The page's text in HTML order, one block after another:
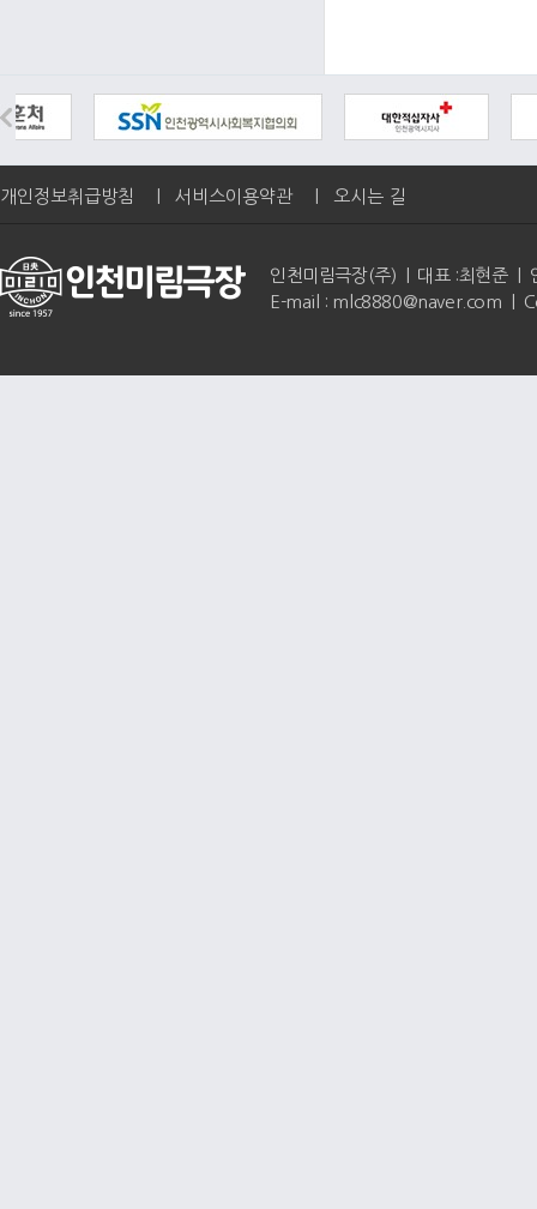
개인정보취급방침 서비스이용약관 오시는 길
인천미림극장(주) | 대표 :최현준 |
E-mail : mlc8880@naver.com |